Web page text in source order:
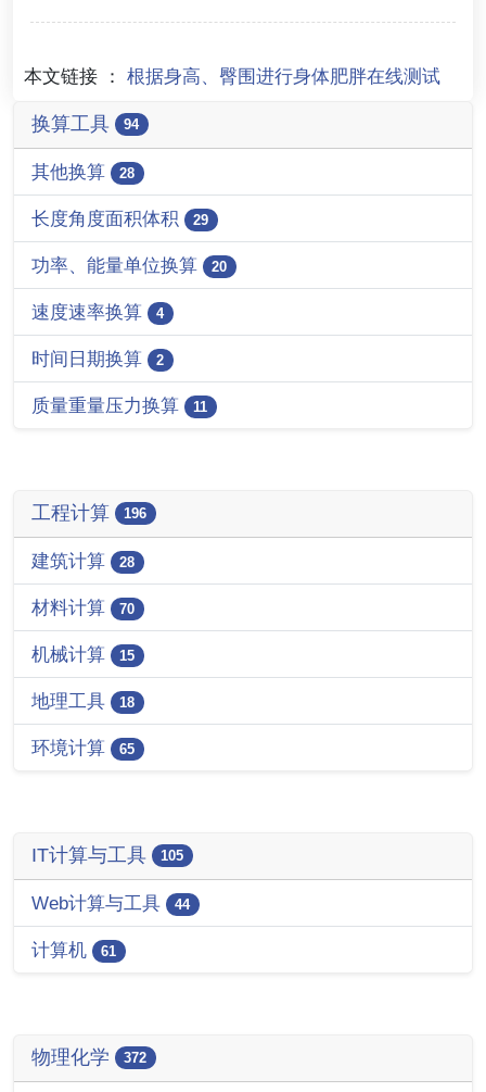
本文链接 ： 根据身高、臀围进行身体肥胖在线测试
换算工具 94
其他换算 28
长度角度面积体积 29
功率、能量单位换算 20
速度速率换算 4
时间日期换算 2
质量重量压力换算 11
工程计算 196
建筑计算 28
材料计算 70
机械计算 15
地理工具 18
环境计算 65
IT计算与工具 105
Web计算与工具 44
计算机 61
物理化学 372